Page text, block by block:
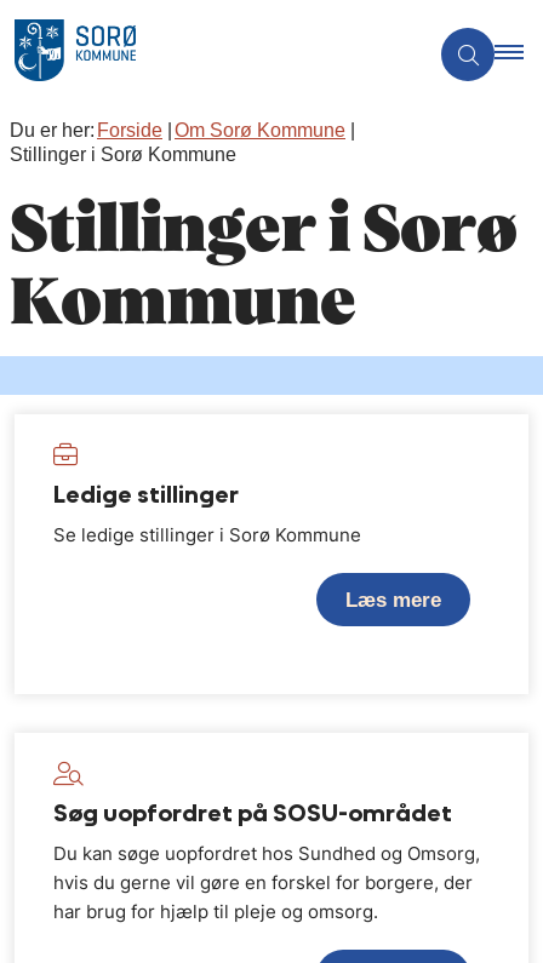
Du er her: Forside Om Sorø Kommune
Stillinger i Sorø Kommune
Stillinger i Sorø
Kommune
Ledige stillinger
Se ledige stillinger i Sorø Kommune
Læs mere
Søg uopfordret på SOSU-området
Du kan søge uopfordret hos Sundhed og Omsorg,
hvis du gerne vil gøre en forskel for borgere, der
har brug for hjælp til pleje og omsorg.